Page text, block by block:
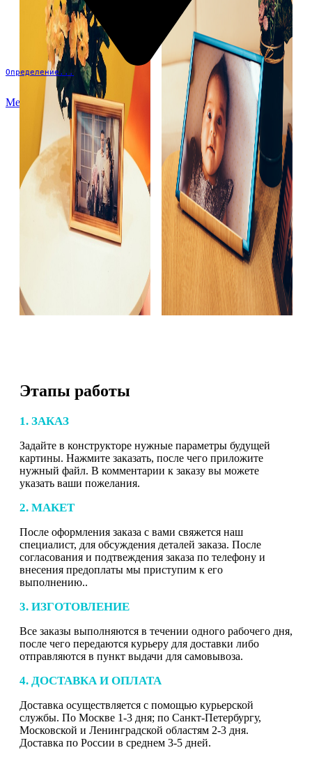
Определение...
Меню
Этапы работы
1. ЗАКАЗ
Задайте в конструкторе нужные параметры будущей
картины. Нажмите заказать, после чего приложите
нужный файл. В комментарии к заказу вы можете
указать ваши пожелания.
2. МАКЕТ
После оформления заказа с вами свяжется наш
специалист, для обсуждения деталей заказа. После
согласования и подтвеждения заказа по телефону и
внесения предоплаты мы приступим к его
выполнению..
3. ИЗГОТОВЛЕНИЕ
Все заказы выполняются в течении одного рабочего дня,
после чего передаются курьеру для доставки либо
отправляются в пункт выдачи для самовывоза.
4. ДОСТАВКА И ОПЛАТА
Доставка осуществляется с помощью курьерской
службы. По Москве 1-3 дня; по Санкт-Петербургу,
Московской и Ленинградской областям 2-3 дня.
Доставка по России в среднем 3-5 дней.